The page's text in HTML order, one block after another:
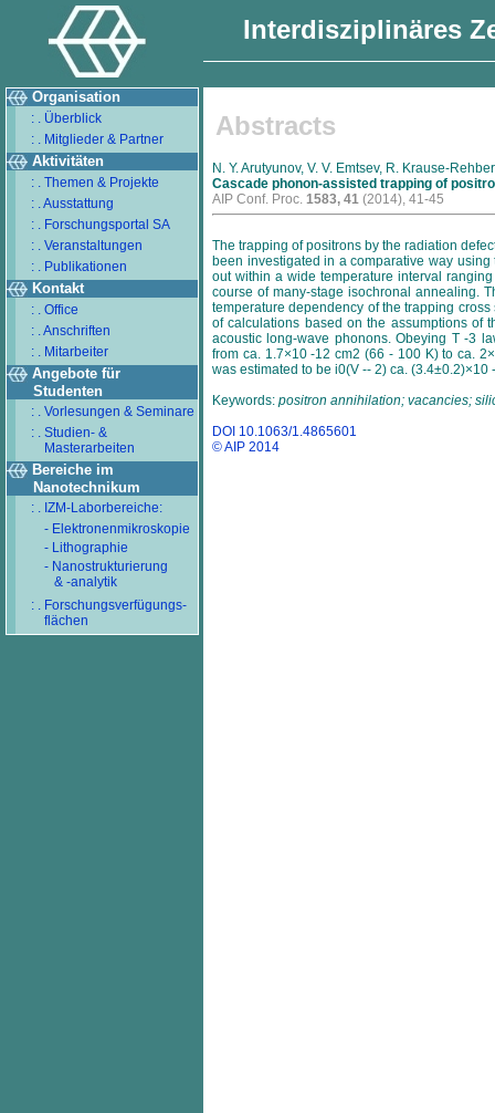
Interdisziplinäres
Organisation
: . Überblick
: . Mitglieder & Partner
Aktivitäten
: . Themen & Projekte
: . Ausstattung
: . Forschungsportal SA
: . Veranstaltungen
: . Publikationen
Kontakt
: . Office
: . Anschriften
: . Mitarbeiter
Angebote für
Studenten
: . Vorlesungen & Seminare
: . Studien- &
Masterarbeiten
Bereiche im
Nanotechnikum
: . IZM-Laborbereiche:
- Elektronenmikroskopie
- Lithographie
- Nanostrukturierung
& -analytik
: . Forschungsverfügungs-
flächen
Abstracts
N. Y. Arutyunov, V. V. Emtsev, R. Krause-
Cascade phonon-assisted trapping of
AIP Conf. Proc. 1583, 41 (2014), 41-45
The trapping of positrons by the radiation
been investigated in a comparative way
out within a wide temperature interval
course of many-stage isochronal annealing.
temperature dependency of the trapping
of calculations based on the assumptions of
acoustic long-wave phonons. Obeying T -3
from ca. 1.7×10 -12 cm2 (66 - 100 K) to ca.
was estimated to be i0(V -- 2) ca. (3.4±0.2)×10
Keywords: positron annihilation; vacancies;
DOI 10.1063/1.4865601
© AIP 2014